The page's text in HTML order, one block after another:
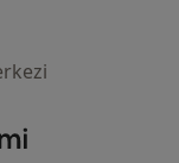
- Ana Sayfa